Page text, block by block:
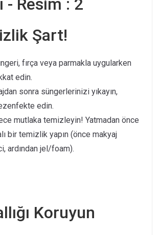
Şart!
fırça veya parmakla uygularken
edin.
sonra süngerlerinizi yıkayın,
edin.
mutlaka temizleyin! Yatmadan önce
bir temizlik yapın (önce makyaj
ardından jel/foam).
Koruyun